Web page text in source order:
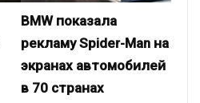
BMW показала
рекламу Spider-Man на
экранах автомобилей
в 70 странах